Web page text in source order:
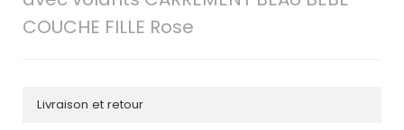
COUCHE FILLE Rose
Livraison et retour